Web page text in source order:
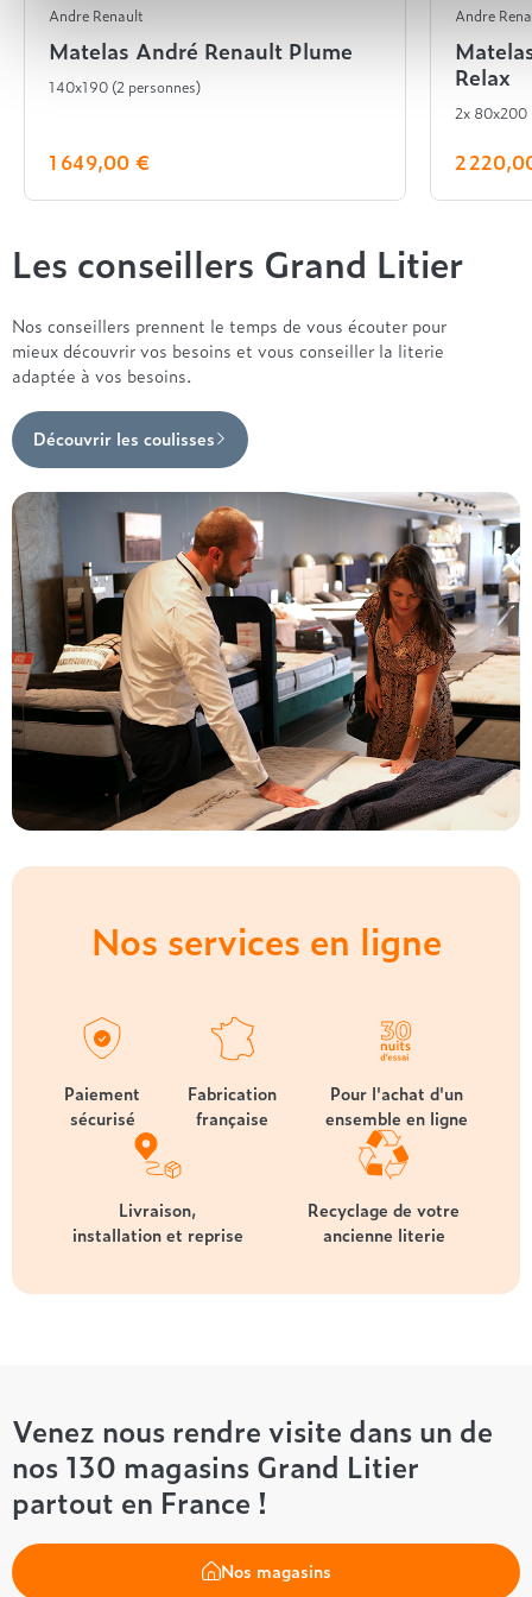
Andre Renault
Matelas André Renault Plume
140x190 (2 personnes)
1 649,00 €
Andre
Relax
2x 80x200
2
Les conseillers Grand Litier
Nos conseillers prennent le temps de vous écouter pour
mieux découvrir vos besoins et vous conseiller la literie
adaptée à vos besoins.
Découvrir les coulisses
Nos services en ligne
Paiement
sécurisé
Fabrication
française
Pour l'achat d'un
ensemble en ligne
Livraison,
installation et reprise
Recyclage de votre
ancienne literie
Venez nous rendre visite dans un de
nos 130 magasins Grand Litier
partout en France !
Nos magasins